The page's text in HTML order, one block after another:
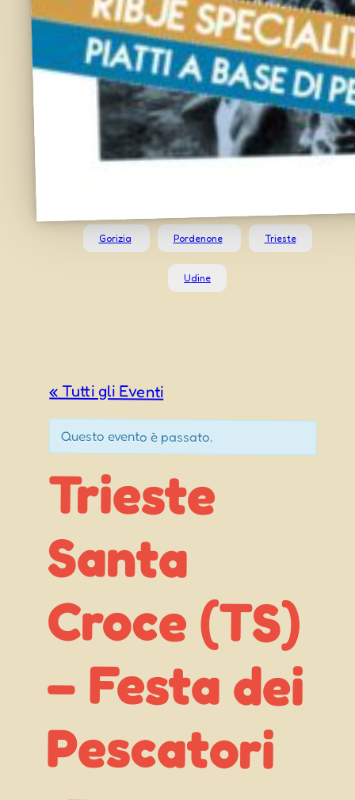
Gorizia Pordenone Trieste
Udine
« Tutti gli Eventi
Questo evento è passato.
Trieste
Santa
Croce (TS)
– Festa dei
Pescatori